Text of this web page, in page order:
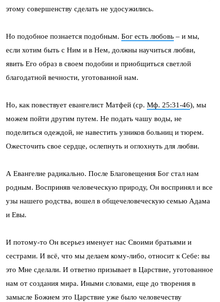
этому совершенству сделать не удосужились.
Но подобное познается подобным. Бог есть любовь – и мы,
если хотим быть с Ним и в Нем, должны научиться любви,
явить Его образ в своем подобии и приобщиться светлой
благодатной вечности, уготованной нам.
Но, как повествует евангелист Матфей (ср. Мф. 25:31-46), мы
можем пойти другим путем. Не подать чашу воды, не
поделиться одеждой, не навестить узников больниц и тюрем.
Ожесточить свое сердце, ослепнуть и оглохнуть для любви.
А Евангелие радикально. После Благовещения Бог стал нам
родным. Восприняв человеческую природу, Он воспринял и все
узы нашего родства, вошел в общечеловеческую семью Адама
и Евы.
И потому-то Он всерьез именует нас Своими братьями и
сестрами. И всё, что мы делаем кому-либо, относит к Себе: вы
это Мне сделали. И ответно призывает в Царствие, уготованное
нам от создания мира. Иными словами, еще до творения в
замысле Божием это Царствие уже было человечеству